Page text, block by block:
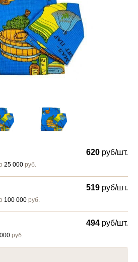
25 000 руб.
620 руб/шт.
100 000 руб.
519 руб/шт.
руб.
494 руб/шт.